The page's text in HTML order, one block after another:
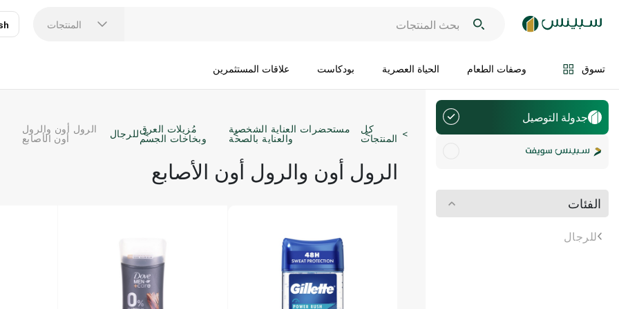
المنتجات
تسوق وصفات الطعام الحياة العصرية بودكاست علاقات المستثمرين
جدولة التوصيل
الفئات
للرجال
كل
المنتجات
مستحضرات العناية الشخصية
والعناية بالصحة
مُزيلات العرق
وبخاخات الجسمللرجال
الرول أون والرول
أون الأصابع
الرول أون والرول أون الأصابع